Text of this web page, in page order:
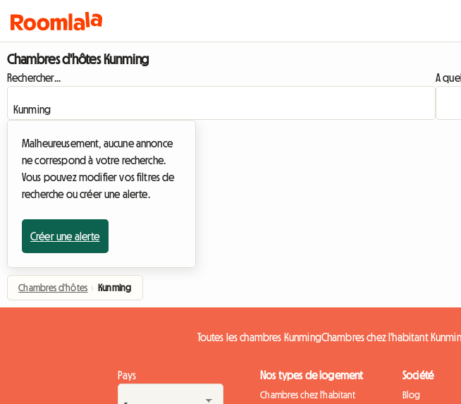
Chambres d'hôtes Kunming
Rechercher... A
Malheureusement, aucune annonce
ne correspond à votre recherche.
Vous pouvez modifier vos filtres de
recherche ou créer une alerte.
Créer une alerte
Chambres d'hôtes › Kunming
Toutes les chambres KunmingChambres chez l'habitant
Pays Nos types de logement
Chambres chez l'habitant
Société
Blog